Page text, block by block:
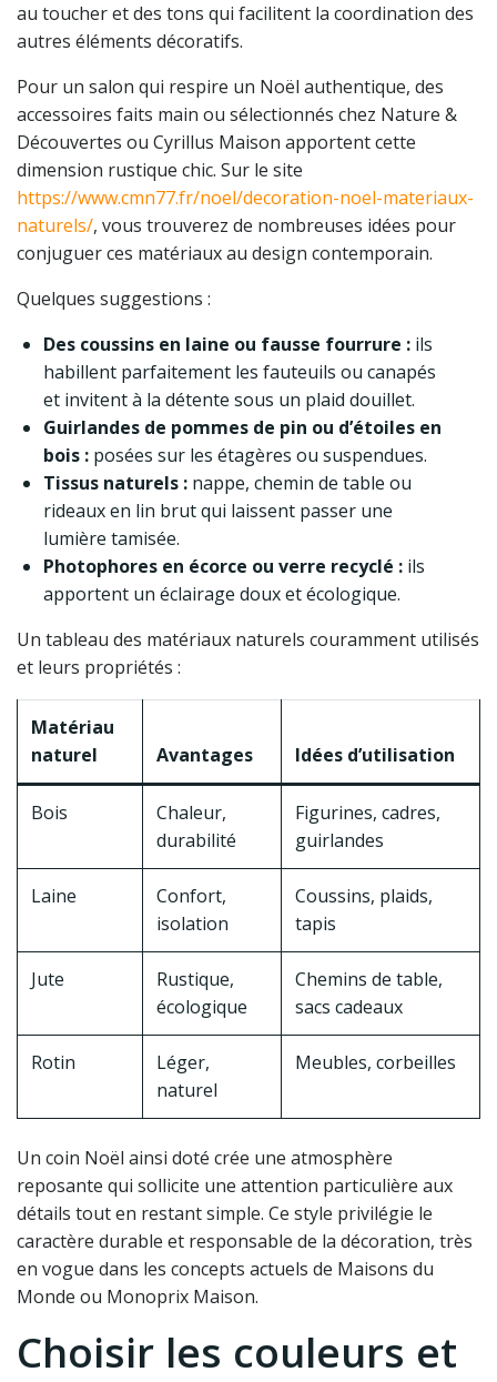
au toucher et des tons qui facilitent la coordination des
autres éléments décoratifs.
Pour un salon qui respire un Noël authentique, des
accessoires faits main ou sélectionnés chez Nature &
Découvertes ou Cyrillus Maison apportent cette
dimension rustique chic. Sur le site
https://www.cmn77.fr/noel/decoration-noel-materiaux-
naturels/, vous trouverez de nombreuses idées pour
conjuguer ces matériaux au design contemporain.
Quelques suggestions :
Des coussins en laine ou fausse fourrure : ils
habillent parfaitement les fauteuils ou canapés
et invitent à la détente sous un plaid douillet.
Guirlandes de pommes de pin ou d’étoiles en
bois : posées sur les étagères ou suspendues.
Tissus naturels : nappe, chemin de table ou
rideaux en lin brut qui laissent passer une
lumière tamisée.
Photophores en écorce ou verre recyclé : ils
apportent un éclairage doux et écologique.
Un tableau des matériaux naturels couramment utilisés
et leurs propriétés :
Matériau
naturel
Avantages Idées d’utilisation
Bois
Chaleur,
durabilité
Figurines, cadres,
guirlandes
Laine
Confort,
isolation
Coussins, plaids,
tapis
Jute
Rustique,
écologique
Chemins de table,
sacs cadeaux
Rotin
Léger,
naturel
Meubles, corbeilles
Un coin Noël ainsi doté crée une atmosphère
reposante qui sollicite une attention particulière aux
détails tout en restant simple. Ce style privilégie le
caractère durable et responsable de la décoration, très
en vogue dans les concepts actuels de Maisons du
Monde ou Monoprix Maison.
Choisir les couleurs et